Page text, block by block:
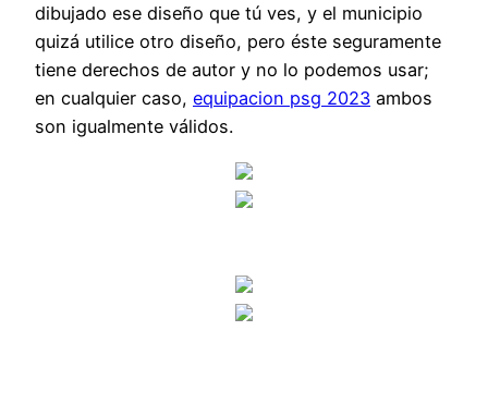
dibujado ese diseño que tú ves, y el municipio
quizá utilice otro diseño, pero éste seguramente
tiene derechos de autor y no lo podemos usar;
en cualquier caso, equipacion psg 2023 ambos
son igualmente válidos.